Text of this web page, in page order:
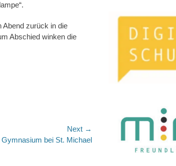
Abend zurück in die
Abschied winken die
Next →
bei St. Michael